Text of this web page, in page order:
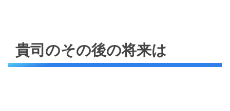
貴司のその後の将来は